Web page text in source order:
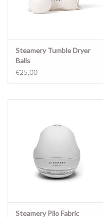
Steamery Tumble Dryer
Balls
€25,00
Steamery Pilo Fabric